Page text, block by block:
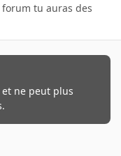
tu auras des
ne peut plus